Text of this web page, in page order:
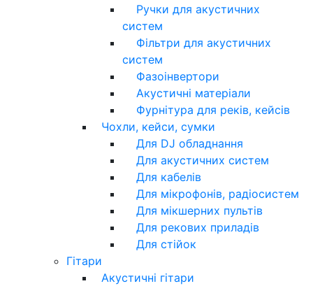
Ручки для акустичних
систем
Фільтри для акустичних
систем
Фазоінвертори
Акустичні матеріали
Фурнітура для реків, кейсів
Чохли, кейси, сумки
Для DJ обладнання
Для акустичних систем
Для кабелів
Для мікрофонів, радіосистем
Для мікшерних пультів
Для рекових приладів
Для стійок
Гітари
Акустичні гітари